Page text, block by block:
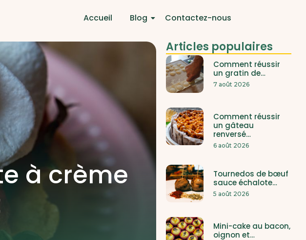
Accueil Blog Contactez-nous
à crème
Articles populaires
Comment réussir
un gratin de…
7 août 2026
Comment réussir
un gâteau
renversé…
6 août 2026
Tournedos de bœuf
sauce échalote…
5 août 2026
Mini-cake au bacon,
oignon et…